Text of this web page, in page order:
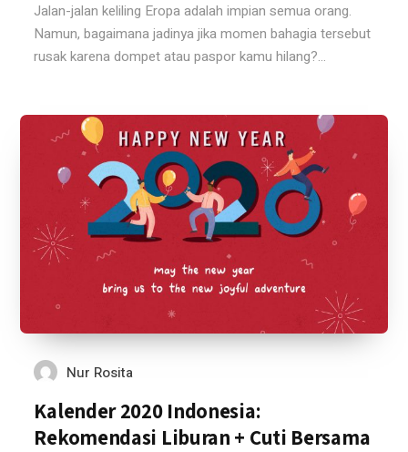
Jalan-jalan keliling Eropa adalah impian semua orang.
Namun, bagaimana jadinya jika momen bahagia tersebut
rusak karena dompet atau paspor kamu hilang?...
Nur Rosita
Kalender 2020 Indonesia:
Rekomendasi Liburan + Cuti Bersama